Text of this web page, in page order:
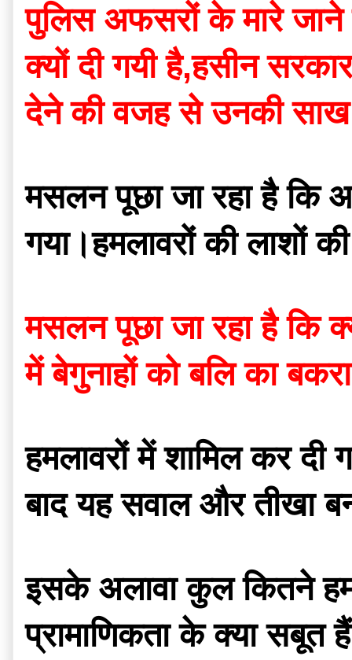
पुलिस अफसरों के मारे जाने
क्यों दी गयी है,हसीन
देने की वजह से उनकी साख
मसलन पूछा जा रहा है कि
गया।हमलावरों की लाशों
मसलन पूछा जा रहा है कि
में बेगुनाहों को बलि का
हमलावरों में शामिल कर
बाद यह सवाल और तीखा
इसके अलावा कुल कितने
प्रामाणिकता के क्या सबूत